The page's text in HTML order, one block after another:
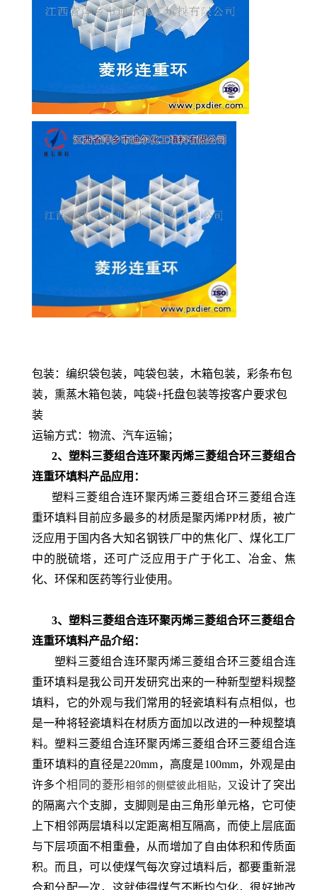
包装：编织袋包装，吨袋包装，木箱包装，彩条布包
装，熏蒸木箱包装，吨袋+托盘包装等按客户要求包
装
运输方式：物流、汽车运输；
2、塑料三菱组合连环聚丙烯三菱组合环三菱组合
连重环填料产品应用：
塑料三菱组合连环聚丙烯三菱组合环三菱组合连
重环填料目前应多最多的材质是聚丙烯PP材质，被广
泛应用于国内各大知名钢铁厂中的焦化厂、煤化工厂
中的脱硫塔，还可广泛应用于广于化工、冶金、焦
化、环保和医药等行业使用。
3、塑料三菱组合连环聚丙烯三菱组合环三菱组合
连重环填料产品介绍：
塑料三菱组合连环聚丙烯三菱组合环三菱组合连
重环填料是我公司开发研究出来的一种新型塑料规整
填料，它的外观与我们常用的轻瓷填料有点相似，也
是一种将轻瓷填料在材质方面加以改进的一种规整填
料。塑料三菱组合连环聚丙烯三菱组合环三菱组合连
重环填料的直径是220mm，高度是100mm，外观是由
许多个相同的菱形相邻的侧壁彼此相贴，又设计了突出
的隔离六个支脚，支脚则是由三角形单元格，它可使
上下相邻两层填科以定距离相互隔高，而使上层底面
与下层项面不相重叠，从而增加了自由体积和传质面
积。而且，可以使煤气每次穿过填料后，都要重新混
合和分配一次，这就使得煤气不断均匀化，很好地改